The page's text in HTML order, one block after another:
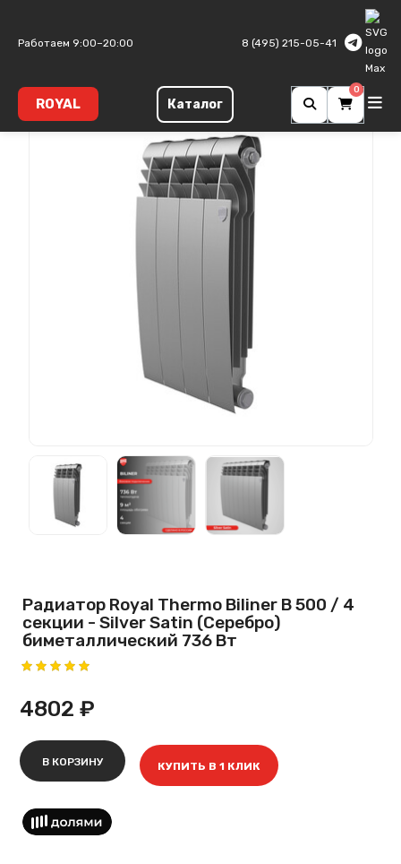
Работаем 9:00–20:00 8 (495) 215-05-41
ROYAL Каталог
0
Радиатор Royal Thermo Biliner B 500 / 4
секции - Silver Satin (Серебро)
биметаллический 736 Вт
4802 ₽
В КОРЗИНУ КУПИТЬ В 1 КЛИК